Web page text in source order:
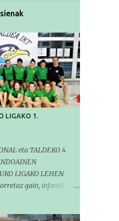
LIGAKO 1.
eta TALDEKO 4
LIGAKO LEHEN
gain, infantil